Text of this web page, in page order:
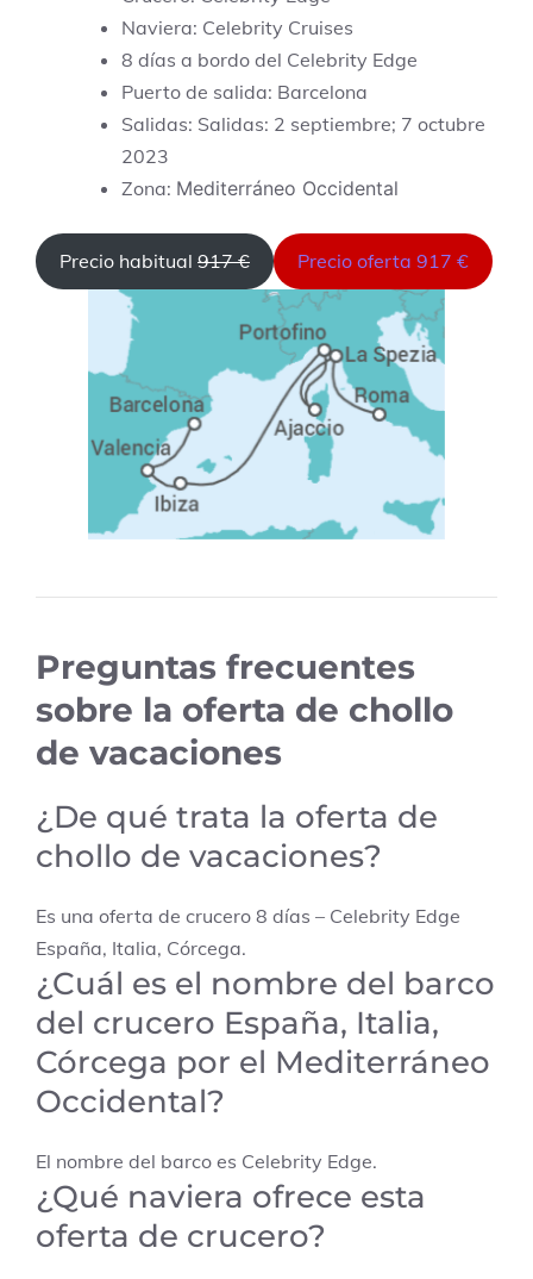
Naviera: Celebrity Cruises
8 días a bordo del Celebrity Edge
Puerto de salida: Barcelona
Salidas: Salidas: 2 septiembre; 7 octubre
2023
Zona: Mediterráneo Occidental
Precio habitual 917 € Precio oferta 917 €
Preguntas frecuentes
sobre la oferta de chollo
de vacaciones
¿De qué trata la oferta de
chollo de vacaciones?
Es una oferta de crucero 8 días – Celebrity Edge
España, Italia, Córcega.
¿Cuál es el nombre del barco
del crucero España, Italia,
Córcega por el Mediterráneo
Occidental?
El nombre del barco es Celebrity Edge.
¿Qué naviera ofrece esta
oferta de crucero?